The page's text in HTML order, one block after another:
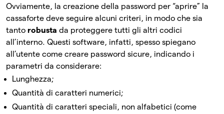
Ovviamente, la creazione della password per “aprire” la
cassaforte deve seguire alcuni criteri, in modo che sia
tanto robusta da proteggere tutti gli altri codici
all’interno. Questi software, infatti, spesso spiegano
all’utente come creare password sicure, indicando i
parametri da considerare:
Lunghezza;
Quantità di caratteri numerici;
Quantità di caratteri speciali, non alfabetici (come